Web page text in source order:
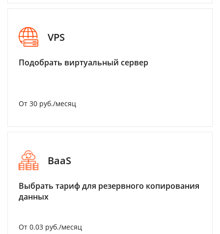
VPS
Подобрать виртуальный сервер
От 30 руб./месяц
BaaS
Выбрать тариф для резервного копирования
данных
От 0.03 руб./месяц